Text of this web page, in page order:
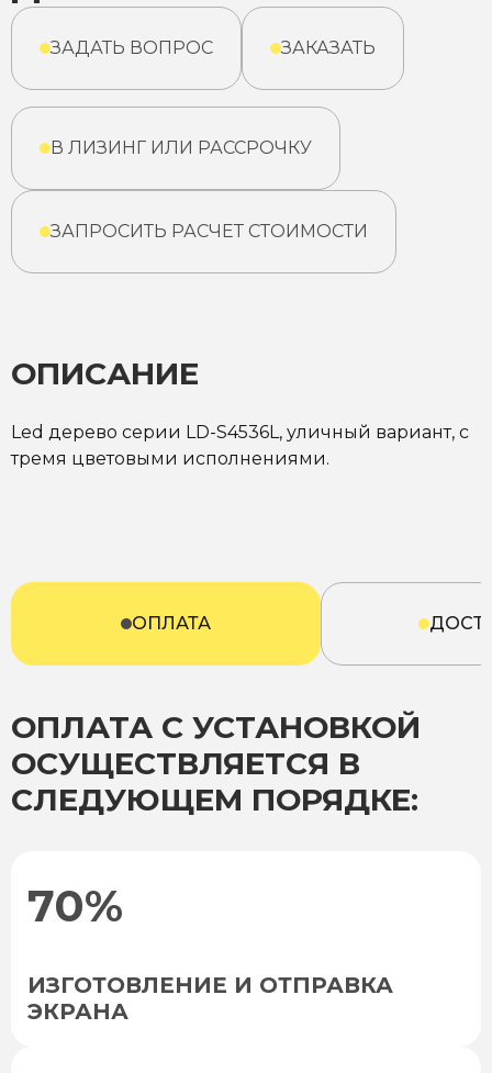
ЗАДАТЬ ВОПРОС ЗАКАЗАТЬ
В ЛИЗИНГ ИЛИ РАССРОЧКУ
ЗАПРОСИТЬ РАСЧЕТ СТОИМОСТИ
ОПИСАНИЕ
Led дерево серии LD-S4536L, уличный вариант, с
тремя цветовыми исполнениями.
ОПЛАТА
ОПЛАТА С УСТАНОВКОЙ
ОСУЩЕСТВЛЯЕТСЯ В
СЛЕДУЮЩЕМ ПОРЯДКЕ:
70%
ИЗГОТОВЛЕНИЕ И ОТПРАВКА
ЭКРАНА